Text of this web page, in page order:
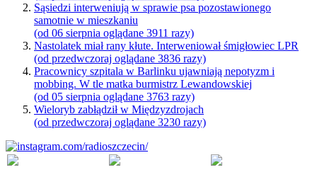
Sąsiedzi interweniują w sprawie psa pozostawionego
samotnie w mieszkaniu
(od 06 sierpnia oglądane 3911 razy)
Nastolatek miał rany kłute. Interweniował śmigłowiec LPR
(od przedwczoraj oglądane 3836 razy)
Pracownicy szpitala w Barlinku ujawniają nepotyzm i
mobbing. W tle matka burmistrz Lewandowskiej
(od 05 sierpnia oglądane 3763 razy)
Wieloryb zabłądził w Międzyzdrojach
(od przedwczoraj oglądane 3230 razy)